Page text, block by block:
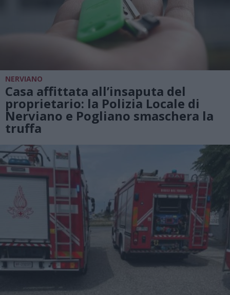
NERVIANO
Casa affittata all’insaputa del
proprietario: la Polizia Locale di
Nerviano e Pogliano smaschera la
truffa